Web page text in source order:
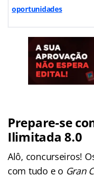
oportunidades
Prepare-se
Ilimitada 8.0
Alô, concurseiros!
com tudo e o Gran